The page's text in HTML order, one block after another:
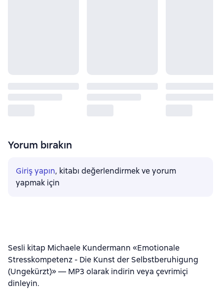
Yorum bırakın
Giriş yapın, kitabı değerlendirmek ve yorum
yapmak için
Sesli kitap Michaele Kundermann «Emotionale
Stresskompetenz - Die Kunst der Selbstberuhigung
(Ungekürzt)» — MP3 olarak indirin veya çevrimiçi
dinleyin.